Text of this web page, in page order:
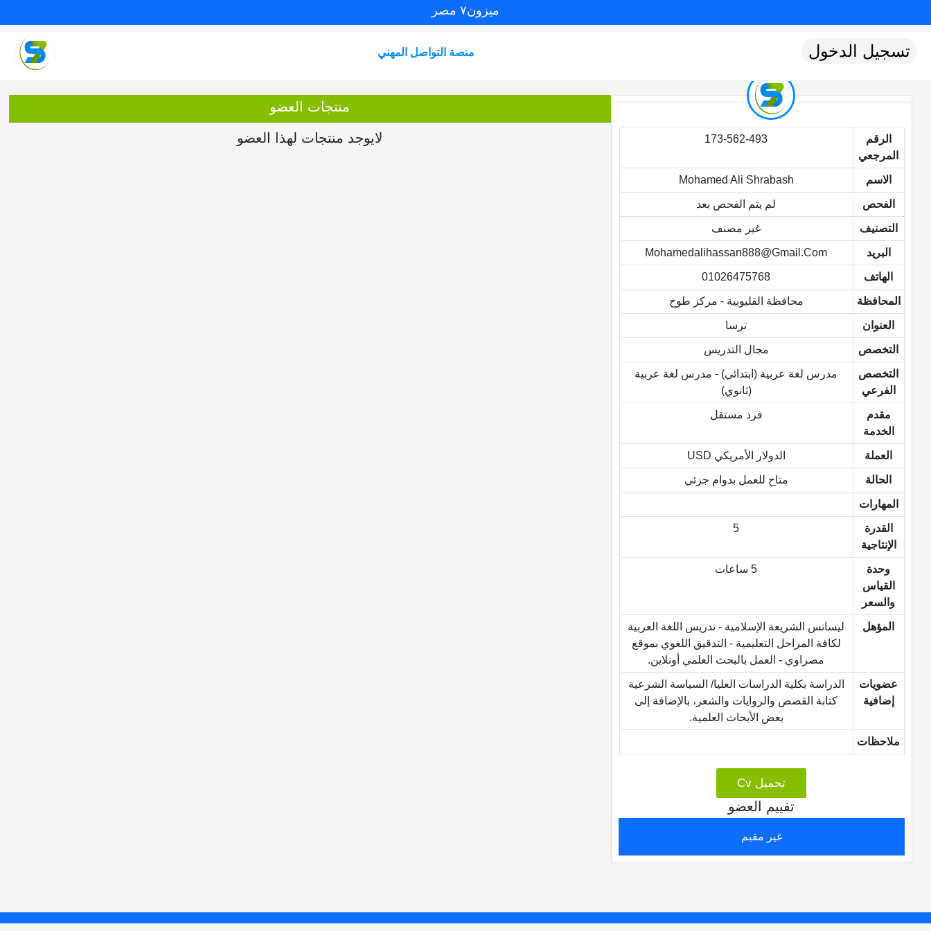
ميزون٧ مصر
منصة التواصل المهني تسجيل الدخول
الرقم
المرجعي
173-562-493
الاسم Mohamed Ali Shrabash
الفحص لم يتم الفحص بعد
التصنيف غير مصنف
البريد Mohamedalihassan888@gmail.com
الهاتف 01026475768
المحافظة محافظة القليوبية - مركز طوخ
العنوان ترسا
التخصص مجال التدريس
التخصص
الفرعي
مدرس لغة عربية (ابتدائي) - مدرس لغة عربية
(ثانوي)
مقدم
الخدمة
فرد مستقل
العملة الدولار الأمريكي USD
الحالة متاح للعمل بدوام جزئي
المهارات
القدرة
الإنتاجية
5
وحدة
القياس
والسعر
5 ساعات
المؤهل
ليسانس الشريعة الإسلامية - تدريس اللغة العربية
لكافة المراحل التعليمية - التدقيق اللغوي بموقع
مصراوي - العمل بالبحث العلمي أونلاين.
عضويات
إضافية
الدراسة بكلية الدراسات العليا/ السياسة الشرعية
كتابة القصص والروايات والشعر، بالإضافة إلى
بعض الأبحاث العلمية.
ملاحظات
تحميل Cv
تقييم العضو
غير مقيم
منتجات العضو
لايوجد منتجات لهذا العضو